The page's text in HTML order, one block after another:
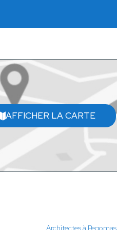
AFFICHER LA CARTE